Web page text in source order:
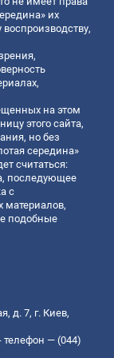
их
на этом
этого сайта,
но без
середина»
считаться:
последующее
с
материалов,
подобные
д. 7, г. Киев,
телефон — (044)